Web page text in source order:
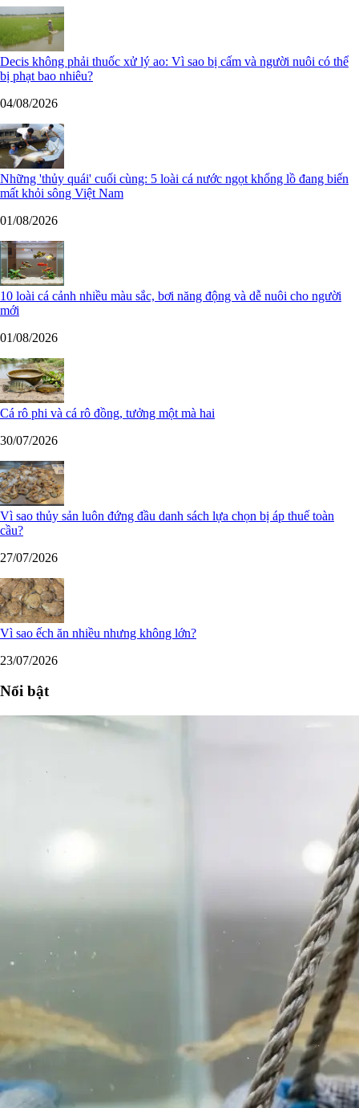
Decis không phải thuốc xử lý ao: Vì sao bị cấm và người nuôi có thể
bị phạt bao nhiêu?
04/08/2026
Những 'thủy quái' cuối cùng: 5 loài cá nước ngọt khổng lồ đang biến
mất khỏi sông Việt Nam
01/08/2026
10 loài cá cảnh nhiều màu sắc, bơi năng động và dễ nuôi cho người
mới
01/08/2026
Cá rô phi và cá rô đồng, tưởng một mà hai
30/07/2026
Vì sao thủy sản luôn đứng đầu danh sách lựa chọn bị áp thuế toàn
cầu?
27/07/2026
Vì sao ếch ăn nhiều nhưng không lớn?
23/07/2026
Nổi bật